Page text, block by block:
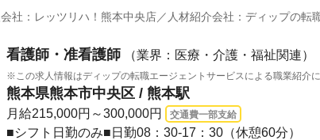
社：レッツリハ！熊本中央店／人材紹介会社：ディップの転
看護師・准看護師 （業界：医療・介護・福祉関連）
※この求人情報はディップの転職エージェントサービスによる職業紹介
熊本県熊本市中央区 / 熊本駅
月給215,000円～300,000円 交通費一部支給
■シフト日勤のみ■日勤08：30-17：30（休憩60分）